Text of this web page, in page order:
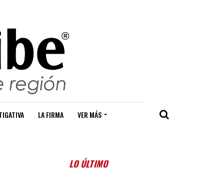
LA FIRMA VER MÁS
LO ÚLTIMO